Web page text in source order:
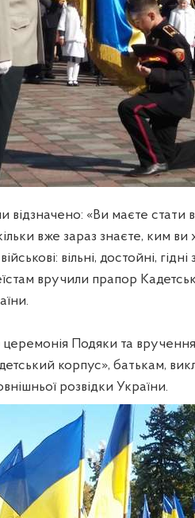
відзначено: «Ви маєте стати
вже зараз знаєте, ким
вільні, достойні,
вручили прапор
церемонія Подяки та
корпус», батькам,
розвідки України.